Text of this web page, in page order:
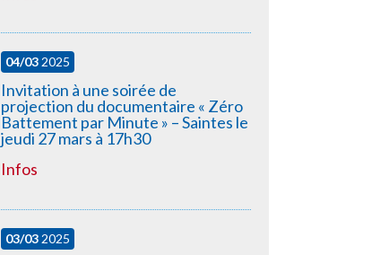
04/032025
Invitation à une soirée de
projection du documentaire « Zéro
Battement par Minute » – Saintes le
jeudi 27 mars à 17h30
Infos
03/032025